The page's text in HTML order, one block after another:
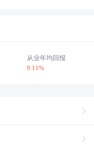
从业年均回报
9.11 %